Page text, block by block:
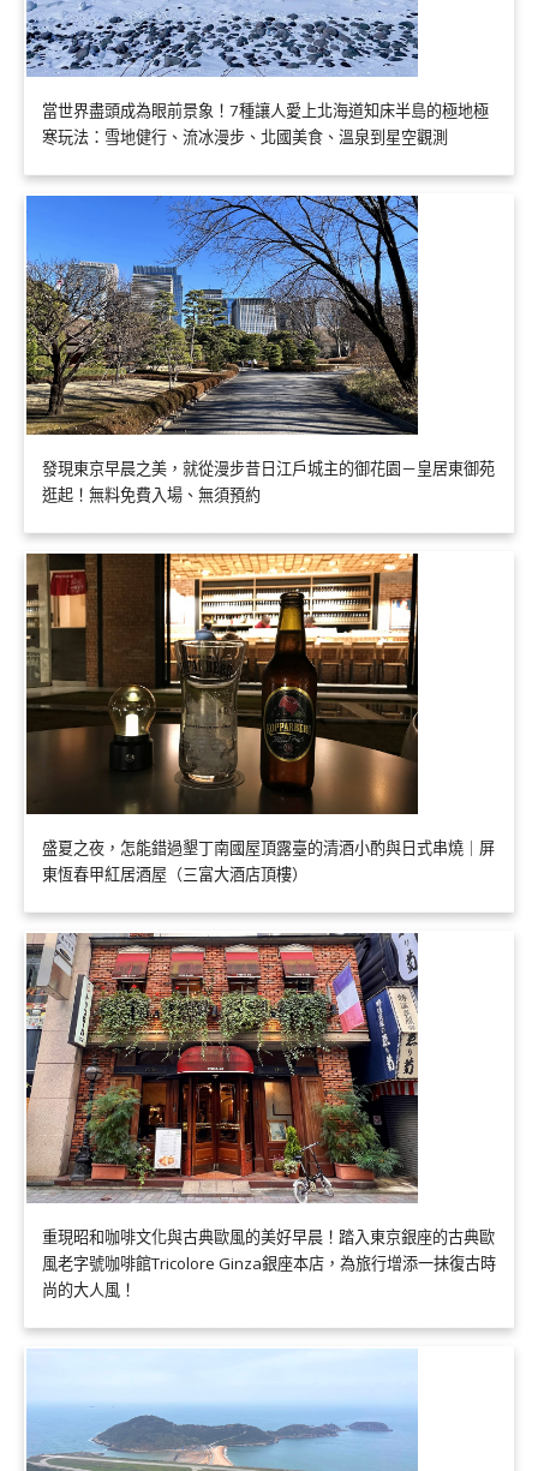
當世界盡頭成為眼前景象！7種讓人愛上北海道知床半島的極地極
寒玩法：雪地健行、流冰漫步、北國美食、溫泉到星空觀測
發現東京早晨之美，就從漫步昔日江戶城主的御花園－皇居東御苑
逛起！無料免費入場、無須預約
盛夏之夜，怎能錯過墾丁南國屋頂露臺的清酒小酌與日式串燒｜屏
東恆春甲紅居酒屋（三富大酒店頂樓）
重現昭和咖啡文化與古典歐風的美好早晨！踏入東京銀座的古典歐
風老字號咖啡館Tricolore Ginza銀座本店，為旅行增添一抹復古時
尚的大人風！